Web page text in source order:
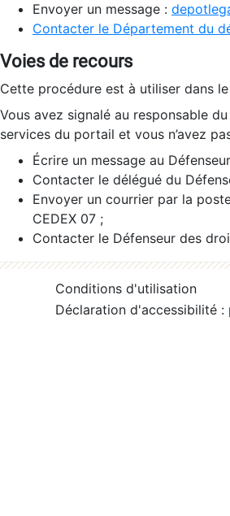
Envoyer un message :
Contacter le Département du
Voies de recours
Cette procédure est à utiliser dans
Vous avez signalé au responsable
services du portail et vous n’avez
Écrire un message au
Contacter le délégué du
Envoyer un courrier par la
CEDEX 07 ;
Contacter le Défenseur des
Conditions d'utilisation
Déclaration d'accessibilité